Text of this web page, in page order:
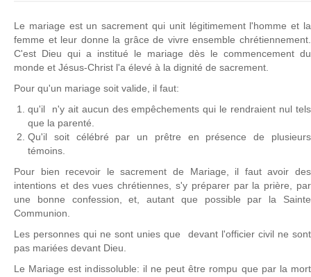
Le mariage est un sacrement qui unit légitimement l'homme et la
femme et leur donne la grâce de vivre ensemble chrétiennement.
C'est Dieu qui a institué le mariage dès le commencement du
monde et Jésus-Christ l'a élevé à la dignité de sacrement.
Pour qu'un mariage soit valide, il faut:
qu'il n'y ait aucun des empêchements qui le rendraient nul tels
que la parenté.
Qu'il soit célébré par un prêtre en présence de plusieurs
témoins.
Pour bien recevoir le sacrement de Mariage, il faut avoir des
intentions et des vues chrétiennes, s'y préparer par la prière, par
une bonne confession, et, autant que possible par la Sainte
Communion.
Les personnes qui ne sont unies que devant l'officier civil ne sont
pas mariées devant Dieu.
Le Mariage est indissoluble: il ne peut être rompu que par la mort